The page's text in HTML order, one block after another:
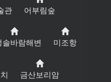
관 어부림숲
솔바람해변 미조항
금산보리암